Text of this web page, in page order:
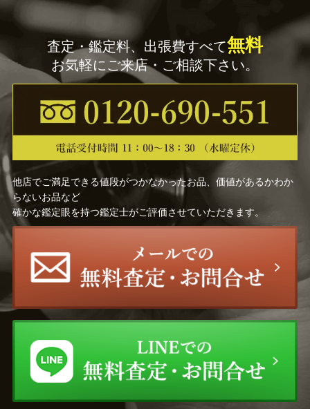
篠原 如雪 林 孝太郎
小林 東吾 加藤 春岱
坂倉 新兵衛 伊勢崎 満
辻 清明 河井 武一
十三代 徳翁宗守 有隣斎 利茶土 ミルグリム
山下 浦斎 早川 尚古斎
金寿堂 藤村 庸軒
本阿弥 光悦 田辺 竹雲斎
吉田 華正 龍文堂
査定・鑑定料、出張費すべて無料
お気軽にご来店・ご相談下さい。
他店でご満足できる値段がつかなかったお品、価値があるかわか
らないお品など
確かな鑑定眼を持つ鑑定士がご評価させていただきます。